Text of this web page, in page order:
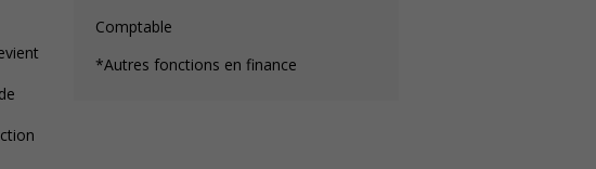
Comptable
*Autres fonctions en finance